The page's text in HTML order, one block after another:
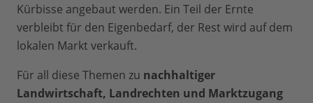
Kürbisse angebaut werden. Ein Teil der Ernte
verbleibt für den Eigenbedarf, der Rest wird auf dem
lokalen Markt verkauft.
Für all diese Themen zu nachhaltiger
Landwirtschaft, Landrechten und Marktzugang